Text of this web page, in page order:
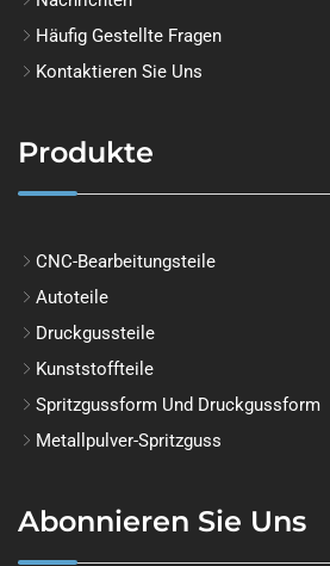
Häufig Gestellte Fragen
Kontaktieren Sie Uns
Produkte
CNC-Bearbeitungsteile
Autoteile
Druckgussteile
Kunststoffteile
Spritzgussform Und Druckgussform
Metallpulver-Spritzguss
Abonnieren Sie Uns